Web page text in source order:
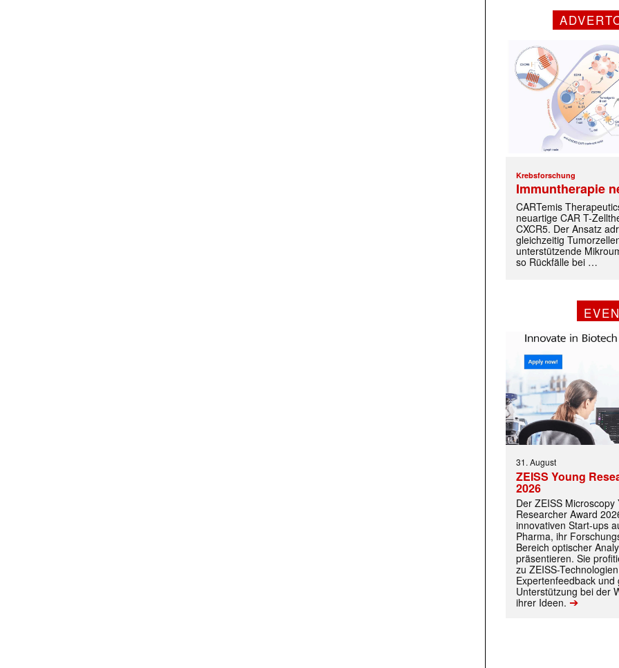
Krebsforschung
Immuntherapie
CARTemis
neuartige CAR T-
CXCR5. Der Ansatz
gleichzeitig
unterstützende
so Rückfälle bei …
31. August
ZEISS Young
2026
Der ZEISS Microscopy
Researcher Award
innovativen Start-ups
Pharma, ihr
Bereich optischer
präsentieren. Sie
zu ZEISS-
Expertenfeedback und
Unterstützung bei der
ihrer Ideen. ➔